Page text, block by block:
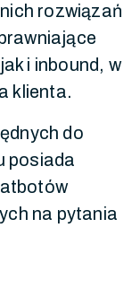
rozwiązań
i inbound, w
klienta.
do
posiada
na pytania